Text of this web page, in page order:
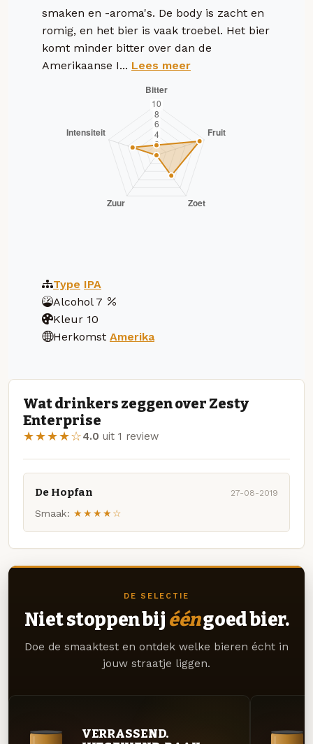
smaken en -aroma's. De body is zacht en
romig, en het bier is vaak troebel. Het bier
komt minder bitter over dan de
Amerikaanse I... Lees meer
Type IPA
Alcohol 7
Kleur 10
Herkomst Amerika
Wat drinkers zeggen over Zesty
Enterprise
★★★★☆4.0 uit 1 review
De Hopfan 27-08-2019
Smaak: ★★★★☆
DE SELECTIE
Niet stoppen bij ééngoed bier.
Doe de smaaktest en ontdek welke bieren écht in
jouw straatje liggen.
VERRASSEND.